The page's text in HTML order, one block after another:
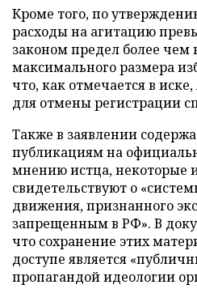
Кроме того, по
расходы на агитацию
законом предел более чем
максимального размера
что, как отмечается в
для отмены регистрации
Также в заявлении
публикациям на
мнению истца, некоторые
свидетельствуют о
движения, признанного
запрещенным в РФ». В
что сохранение этих
доступе является
пропагандой идеологии